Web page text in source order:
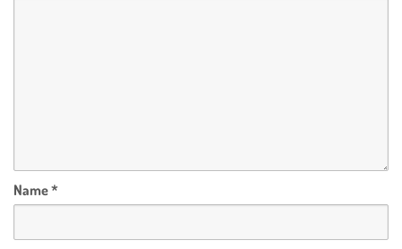
Name*